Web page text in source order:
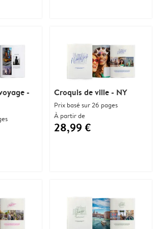
-
Croquis de ville - NY
Prix basé sur 26 pages
À partir de
28,99 €